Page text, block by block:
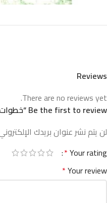
Reviews
There are no reviews yet.
Be the first to review “خطوات نحو المستحيل”
لن يتم نشر عنوان بريدك
Your rating
*
Your review
*